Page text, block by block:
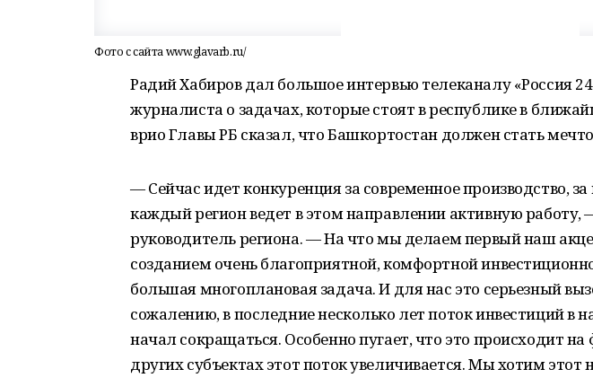
Фото с сайта www.glavarb.ru/
Радий Хабиров дал большое интервью телеканалу «Россия
журналиста о задачах, которые стоят в республике в
врио Главы РБ сказал, что Башкортостан должен стать
— Сейчас идет конкуренция за современное производство,
каждый регион ведет в этом направлении активную работу,
руководитель региона. — На что мы делаем первый наш
созданием очень благоприятной, комфортной
большая многоплановая задача. И для нас это серьезный
сожалению, в последние несколько лет поток инвестиций в
начал сокращаться. Особенно пугает, что это происходит на
других субъектах этот поток увеличивается. Мы хотим этот